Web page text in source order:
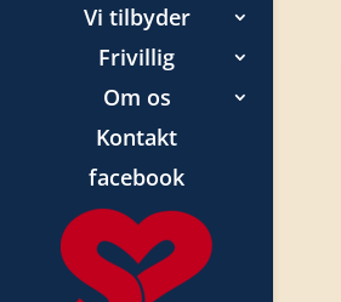
Vi tilbyder
Frivillig
Om os
Kontakt
facebook